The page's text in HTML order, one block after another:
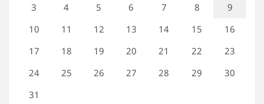
3
4 5 6 7 8
9
10
11 12 13 14 15
16
17
18 19 20 21 22
23
24
25 26 27 28 29
30
31